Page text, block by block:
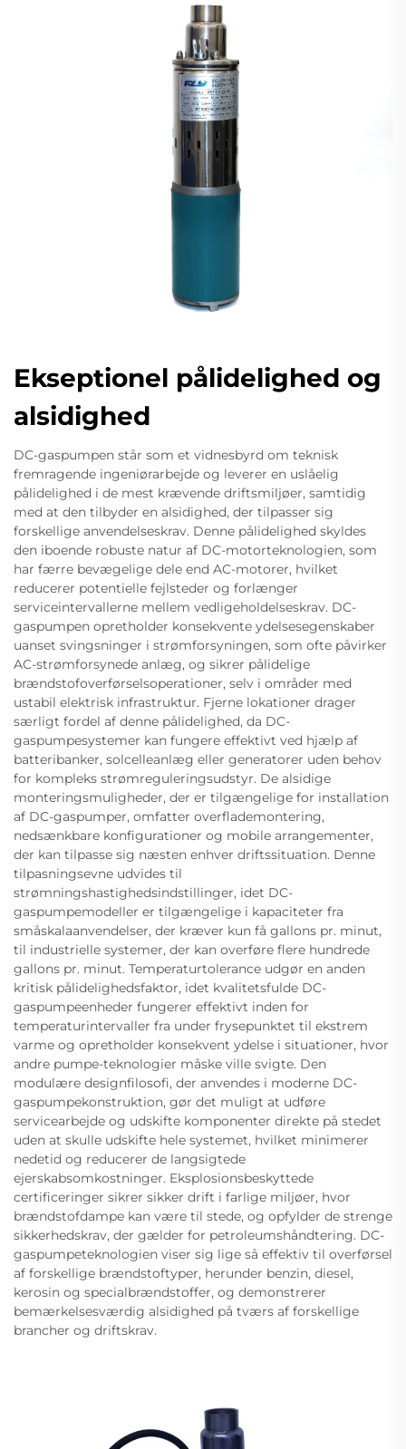
Ekseptionel pålidelighed og
alsidighed
DC-gaspumpen står som et vidnesbyrd om teknisk
fremragende ingeniørarbejde og leverer en uslåelig
pålidelighed i de mest krævende driftsmiljøer, samtidig
med at den tilbyder en alsidighed, der tilpasser sig
forskellige anvendelseskrav. Denne pålidelighed skyldes
den iboende robuste natur af DC-motorteknologien, som
har færre bevægelige dele end AC-motorer, hvilket
reducerer potentielle fejlsteder og forlænger
serviceintervallerne mellem vedligeholdelseskrav. DC-
gaspumpen opretholder konsekvente ydelsesegenskaber
uanset svingsninger i strømforsyningen, som ofte påvirker
AC-strømforsynede anlæg, og sikrer pålidelige
brændstofoverførselsoperationer, selv i områder med
ustabil elektrisk infrastruktur. Fjerne lokationer drager
særligt fordel af denne pålidelighed, da DC-
gaspumpesystemer kan fungere effektivt ved hjælp af
batteribanker, solcelleanlæg eller generatorer uden behov
for kompleks strømreguleringsudstyr. De alsidige
monteringsmuligheder, der er tilgængelige for installation
af DC-gaspumper, omfatter overflademontering,
nedsænkbare konfigurationer og mobile arrangementer,
der kan tilpasse sig næsten enhver driftssituation. Denne
tilpasningsevne udvides til
strømningshastighedsindstillinger, idet DC-
gaspumpemodeller er tilgængelige i kapaciteter fra
småskalaanvendelser, der kræver kun få gallons pr. minut,
til industrielle systemer, der kan overføre flere hundrede
gallons pr. minut. Temperaturtolerance udgør en anden
kritisk pålidelighedsfaktor, idet kvalitetsfulde DC-
gaspumpeenheder fungerer effektivt inden for
temperaturintervaller fra under frysepunktet til ekstrem
varme og opretholder konsekvent ydelse i situationer, hvor
andre pumpe-teknologier måske ville svigte. Den
modulære designfilosofi, der anvendes i moderne DC-
gaspumpekonstruktion, gør det muligt at udføre
servicearbejde og udskifte komponenter direkte på stedet
uden at skulle udskifte hele systemet, hvilket minimerer
nedetid og reducerer de langsigtede
ejerskabsomkostninger. Eksplosionsbeskyttede
certificeringer sikrer sikker drift i farlige miljøer, hvor
brændstofdampe kan være til stede, og opfylder de strenge
sikkerhedskrav, der gælder for petroleumshåndtering. DC-
gaspumpeteknologien viser sig lige så effektiv til overførsel
af forskellige brændstoftyper, herunder benzin, diesel,
kerosin og specialbrændstoffer, og demonstrerer
bemærkelsesværdig alsidighed på tværs af forskellige
brancher og driftskrav.